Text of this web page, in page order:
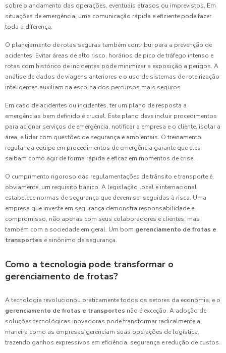
sobre o andamento das operações, eventuais atrasos ou imprevistos. Em
situações de emergência, uma comunicação rápida e eficiente pode fazer
toda a diferença.
O planejamento de rotas seguras também contribui para a prevenção de
acidentes. Evitar áreas de alto risco, horários de pico de tráfego intenso e
rotas com histórico de incidentes pode minimizar a exposição a perigos. A
análise de dados de viagens anteriores e o uso de sistemas de roteirização
inteligentes auxiliam na escolha dos percursos mais seguros.
Em caso de acidentes ou incidentes, ter um plano de resposta a
emergências bem definido é crucial. Este plano deve incluir procedimentos
para acionar serviços de emergência, notificar a empresa e o cliente, isolar a
área, e lidar com questões de segurança e ambientais. O treinamento
regular da equipe em procedimentos de emergência garante que eles
saibam como agir de forma rápida e eficaz em momentos de crise.
O cumprimento rigoroso das regulamentações de trânsito e transporte é,
obviamente, um requisito básico. A legislação local e internacional
estabelece normas de segurança que devem ser seguidas à risca. Uma
empresa que investe em segurança demonstra responsabilidade e
compromisso, não apenas com seus colaboradores e clientes, mas
também com a sociedade em geral. Um bom gerenciamento de frotas e
transportes é sinônimo de segurança.
Como a tecnologia pode transformar o
gerenciamento de frotas?
A tecnologia revolucionou praticamente todos os setores da economia, e o
gerenciamento de frotas e transportes não é exceção. A adoção de
soluções tecnológicas inovadoras pode transformar radicalmente a
maneira como as empresas gerenciam suas operações de logística,
trazendo ganhos expressivos em eficiência, segurança e redução de custos.